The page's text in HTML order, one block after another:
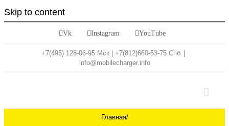
Skip to content
Vk Instagram YouTube
+7(495) 128-06-95 Мск | +7(812)660-53-75 Спб
info@mobilecharger.info
Главная/